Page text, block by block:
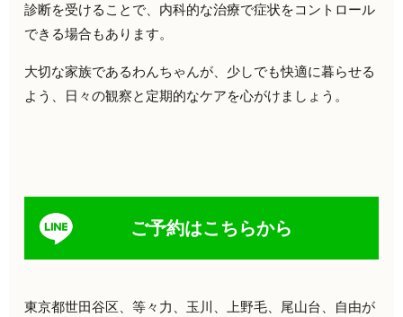
診断を受けることで、内科的な治療で症状をコントロール
できる場合もあります。
大切な家族であるわんちゃんが、少しでも快適に暮らせる
よう、日々の観察と定期的なケアを心がけましょう。
ご予約はこちらから
東京都世田谷区、等々力、玉川、上野毛、尾山台、自由が